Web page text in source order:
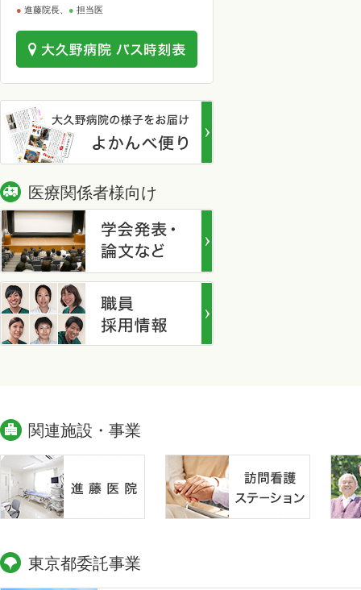
● 進藤院長、 ● 担当医
医療関係者様向け
関連施設・事業
東京都委託事業